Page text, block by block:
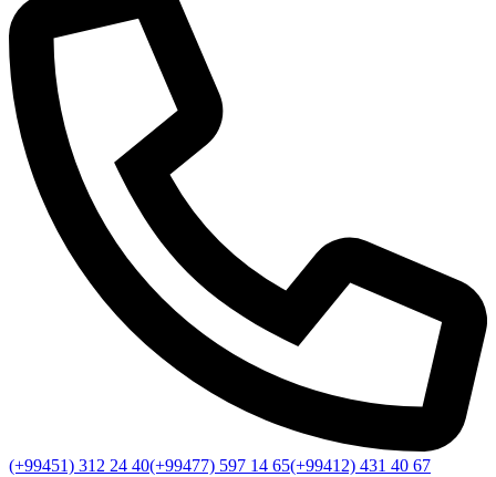
(+99451) 312 24 40(+99477) 597 14 65(+99412) 431 40 67